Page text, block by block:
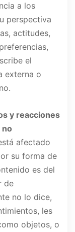
a los
perspectiva
actitudes,
el
externa o
y reacciones
afectado
su forma de
es del
de
no lo dice,
les
objetos, o